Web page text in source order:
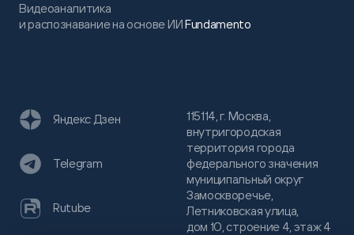
Видеоаналитика
и распознавание на основе ИИFundamento
115114, г. Москва,
внутригородская
территория города
федерального значения
муниципальный округ
Замоскворечье,
Летниковская улица,
дом 10, строение 4, этаж 4
Яндекс Дзен
Telegram
Rutube